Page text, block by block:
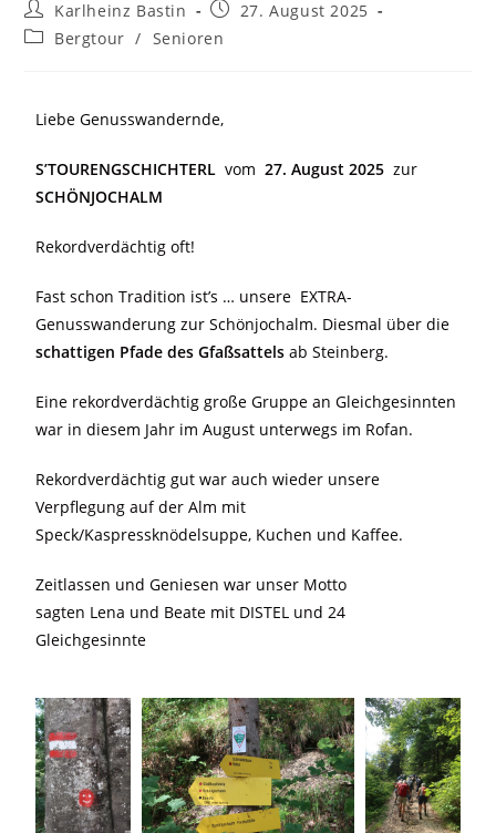
Karlheinz Bastin
27. August 2025
Bergtour / Senioren
Liebe Genusswandernde,
S’TOURENGSCHICHTERL vom 27. August 2025 zur
SCHÖNJOCHALM
Rekordverdächtig oft!
Fast schon Tradition ist’s … unsere EXTRA-
Genusswanderung zur Schönjochalm. Diesmal über die
schattigen Pfade des Gfaßsattels ab Steinberg.
Eine rekordverdächtig große Gruppe an Gleichgesinnten
war in diesem Jahr im August unterwegs im Rofan.
Rekordverdächtig gut war auch wieder unsere
Verpflegung auf der Alm mit
Speck/Kaspressknödelsuppe, Kuchen und Kaffee.
Zeitlassen und Geniesen war unser Motto
sagten Lena und Beate mit DISTEL und 24
Gleichgesinnte